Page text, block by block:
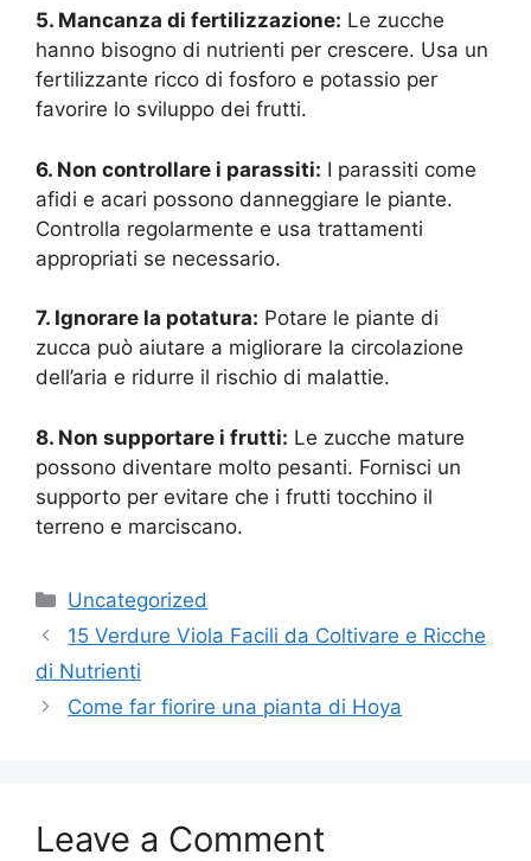
5. Mancanza di fertilizzazione: Le zucche
hanno bisogno di nutrienti per crescere. Usa un
fertilizzante ricco di fosforo e potassio per
favorire lo sviluppo dei frutti.
6. Non controllare i parassiti: I parassiti come
afidi e acari possono danneggiare le piante.
Controlla regolarmente e usa trattamenti
appropriati se necessario.
7. Ignorare la potatura: Potare le piante di
zucca può aiutare a migliorare la circolazione
dell’aria e ridurre il rischio di malattie.
8. Non supportare i frutti: Le zucche mature
possono diventare molto pesanti. Fornisci un
supporto per evitare che i frutti tocchino il
terreno e marciscano.
Categories
Uncategorized
15 Verdure Viola Facili da Coltivare e Ricche
di Nutrienti
Come far fiorire una pianta di Hoya
Leave a Comment